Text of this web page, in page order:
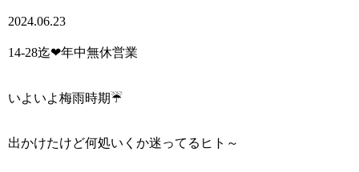
2024.06.23
14-28迄❤年中無休営業
いよいよ梅雨時期☔
出かけたけど何処いくか迷ってるヒト～